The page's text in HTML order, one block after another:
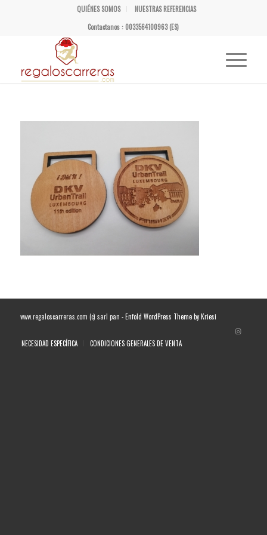
QUIÉNES SOMOS
NUESTRAS REFERENCIAS
Contactanos : 0033564100963 (ES)
www.regaloscarreras.com (c) sarl pan -Enfold WordPress Theme by Kriesi
NECESIDAD ESPECÍFICA CONDICIONES GENERALES DE VENTA